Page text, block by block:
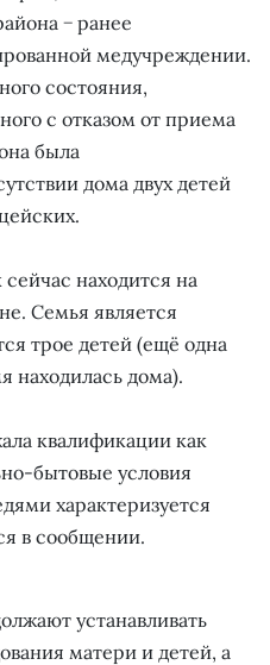
− ранее
медучреждении.
состояния,
с отказом от приема
была
дома двух детей
находится на
Семья является
трое детей (ещё одна
находилась дома).
квалификации как
бытовые условия
характеризуется
в сообщении.
устанавливать
матери и детей, а